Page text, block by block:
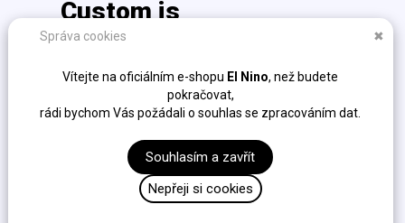
Custom is
the new cool!
info@kastomi.com
Ochrana osobních údajů (GDPR)
Obchodní podmínky
Fakturační údaje
Sockshire s.r.o. / K Cikánce 323/10, Slivenec, 154 00,
Praha / IČ: 04306554 / DIČ: CZ04306554
Správa cookies ✖
Vítejte na oficiálním e-shopu El Nino, než budete
pokračovat,
rádi bychom Vás požádali o souhlas se zpracováním dat.
Souhlasím a zavřít
Nepřeji si cookies